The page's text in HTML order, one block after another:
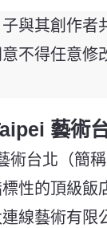
與其創作者
不得任意修
藝術台
術台北（簡
性的頂級飯
線藝術有限